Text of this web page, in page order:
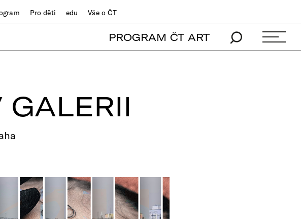
Pro děti edu Vše o ČT
PROGRAM ČT ART